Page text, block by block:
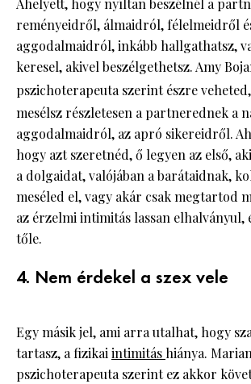
Ahelyett, hogy nyíltan beszélnél a
reményeidről, álmaidról, félelmeidről
aggodalmaidról, inkább hallgathatsz,
keresel, akivel beszélgethetsz. Amy
pszichoterapeuta szerint észre
mesélsz részletesen a partnerednek a
aggodalmaidról, az apró sikereidről.
hogy azt szeretnéd, ő legyen az első,
a dolgaidat, valójában a barátaidnak,
meséled el, vagy akár csak megtartod
az érzelmi intimitás lassan elhalványul,
tőle.
4. Nem érdekel a szex vele
Egy másik jel, ami arra utalhat, hogy
tartasz, a fizikaiintimitás hiánya.
pszichoterapeuta szerint ez akkor